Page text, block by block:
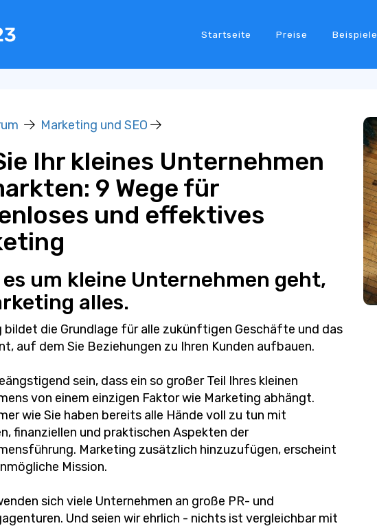
Startseite Preise Beispiele
Marketing und SEO
Ihr kleines Unternehmen
9 Wege für
und effektives
es um kleine Unternehmen geht,
alles.
bildet die Grundlage für alle zukünftigen Geschäfte und das
auf dem Sie Beziehungen zu Ihren Kunden aufbauen.
sein, dass ein so großer Teil Ihres kleinen
von einem einzigen Faktor wie Marketing abhängt.
wie Sie haben bereits alle Hände voll zu tun mit
finanziellen und praktischen Aspekten der
Marketing zusätzlich hinzuzufügen, erscheint
Mission.
sich viele Unternehmen an große PR- und
Und seien wir ehrlich - nichts ist vergleichbar mit